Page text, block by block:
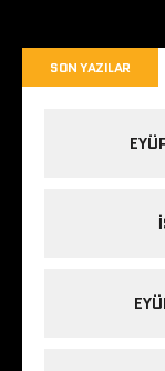
SON YAZILAR